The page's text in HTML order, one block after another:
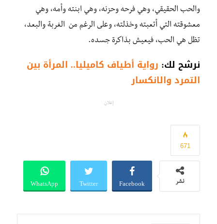
والحب الحقيقي، وهي فرحه وحزنه، وهي ابنته وأمه، وهي
معشوقته التي أتعبته وخذلته، وعلى الرغم من الغربة والبعد،
تظل هي الحب، فيعيش بذاكرة جسده.
نرشح لك: رواية أطياف كاميليا.. المرأة بين
التمرد والانكسار
إعلان
671
نشر Facebook
Twitter
WhatsApp